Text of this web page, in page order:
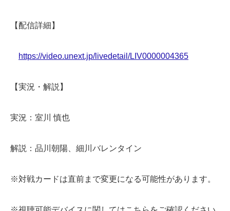
【配信詳細】
https://video.unext.jp/livedetail/LIV0000004365
【実況・解説】
実況：室川 慎也
解説：品川朝陽、細川バレンタイン
※対戦カードは直前まで変更になる可能性があります。